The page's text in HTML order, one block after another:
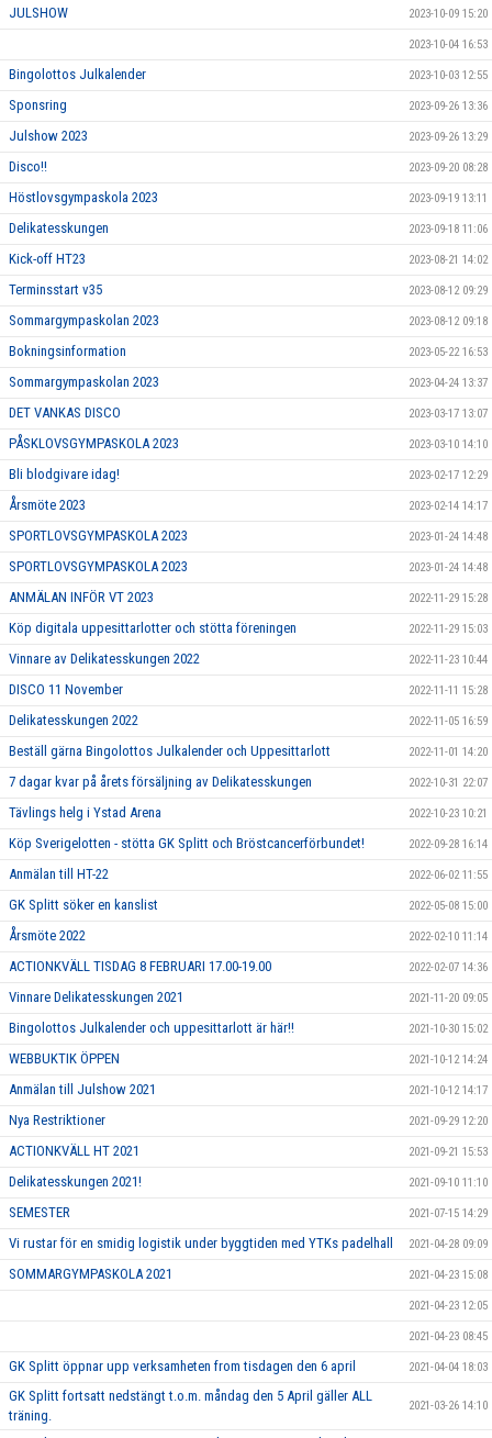
JULSHOW 2023-10-09 15:20
2023-10-04 16:53
Bingolottos Julkalender 2023-10-03 12:55
Sponsring 2023-09-26 13:36
Julshow 2023 2023-09-26 13:29
Disco!! 2023-09-20 08:28
Höstlovsgympaskola 2023 2023-09-19 13:11
Delikatesskungen 2023-09-18 11:06
Kick-off HT23 2023-08-21 14:02
Terminsstart v35 2023-08-12 09:29
Sommargympaskolan 2023 2023-08-12 09:18
Bokningsinformation 2023-05-22 16:53
Sommargympaskolan 2023 2023-04-24 13:37
DET VANKAS DISCO 2023-03-17 13:07
PÅSKLOVSGYMPASKOLA 2023 2023-03-10 14:10
Bli blodgivare idag! 2023-02-17 12:29
Årsmöte 2023 2023-02-14 14:17
SPORTLOVSGYMPASKOLA 2023 2023-01-24 14:48
SPORTLOVSGYMPASKOLA 2023 2023-01-24 14:48
ANMÄLAN INFÖR VT 2023 2022-11-29 15:28
Köp digitala uppesittarlotter och stötta föreningen 2022-11-29 15:03
Vinnare av Delikatesskungen 2022 2022-11-23 10:44
DISCO 11 November 2022-11-11 15:28
Delikatesskungen 2022 2022-11-05 16:59
Beställ gärna Bingolottos Julkalender och Uppesittarlott 2022-11-01 14:20
7 dagar kvar på årets försäljning av Delikatesskungen 2022-10-31 22:07
Tävlings helg i Ystad Arena 2022-10-23 10:21
Köp Sverigelotten - stötta GK Splitt och Bröstcancerförbundet! 2022-09-28 16:14
Anmälan till HT-22 2022-06-02 11:55
GK Splitt söker en kanslist 2022-05-08 15:00
Årsmöte 2022 2022-02-10 11:14
ACTIONKVÄLL TISDAG 8 FEBRUARI 17.00-19.00 2022-02-07 14:36
Vinnare Delikatesskungen 2021 2021-11-20 09:05
Bingolottos Julkalender och uppesittarlott är här!! 2021-10-30 15:02
WEBBUKTIK ÖPPEN 2021-10-12 14:24
Anmälan till Julshow 2021 2021-10-12 14:17
Nya Restriktioner 2021-09-29 12:20
ACTIONKVÄLL HT 2021 2021-09-21 15:53
Delikatesskungen 2021! 2021-09-10 11:10
SEMESTER 2021-07-15 14:29
Vi rustar för en smidig logistik under byggtiden med YTKs padelhall 2021-04-28 09:09
SOMMARGYMPASKOLA 2021 2021-04-23 15:08
2021-04-23 12:05
2021-04-23 08:45
GK Splitt öppnar upp verksamheten from tisdagen den 6 april 2021-04-04 18:03
GK Splitt fortsatt nedstängt t.o.m. måndag den 5 April gäller ALL
träning.
2021-03-26 14:10